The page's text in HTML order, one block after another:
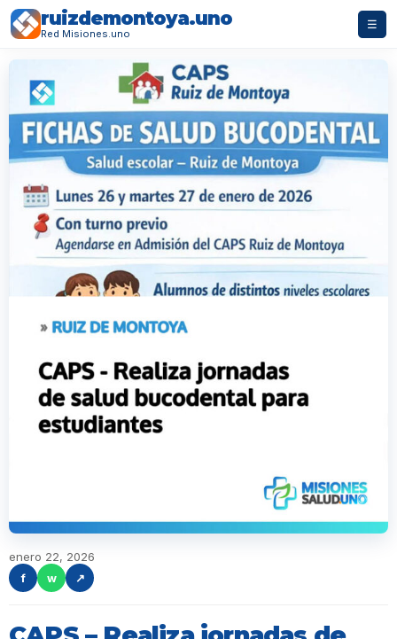
ruizdemontoya.uno
Red Misiones.uno
☰
enero 22, 2026
f
w ↗